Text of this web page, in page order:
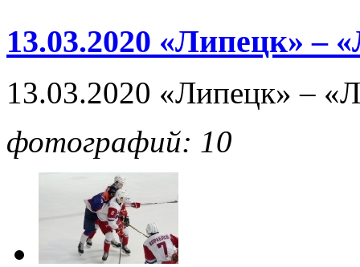
13.03.2020 «Липецк» –
13.03.2020 «Липецк» –
фотографий: 10